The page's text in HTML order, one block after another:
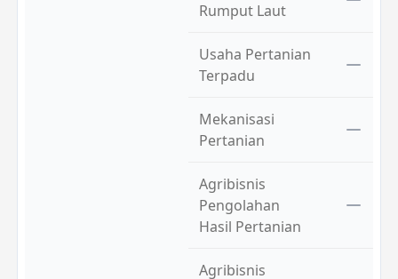
Rumput Laut
Usaha Pertanian
Terpadu
Mekanisasi
Pertanian
Agribisnis
Pengolahan
Hasil Pertanian
Agribisnis